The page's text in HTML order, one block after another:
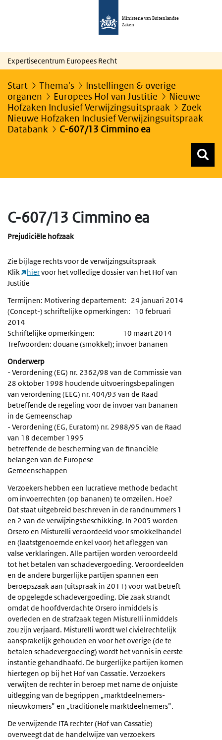
Ministerie van Buitenlandse
Zaken
Expertisecentrum Europees Recht
Start Thema's
Instellingen & overige
organen
Europees Hof van Justitie
Nieuwe
Hofzaken Inclusief Verwijzingsuitspraak
Zoek
Nieuwe Hofzaken Inclusief Verwijzingsuitspraak
Databank
C-607/13 Cimmino ea
C-607/13 Cimmino ea
Prejudiciële hofzaak
Zie bijlage rechts voor de verwijzingsuitspraak
Klik
hiervoor het volledige dossier van het Hof van
Justitie
Termijnen: Motivering departement: 24 januari 2014
(Concept-) schriftelijke opmerkingen: 10 februari
2014
Schriftelijke opmerkingen: 10 maart 2014
Trefwoorden: douane (smokkel); invoer bananen
Onderwerp
- Verordening (EG) nr. 2362/98 van de Commissie van
28 oktober 1998 houdende uitvoeringsbepalingen
van verordening (EEG) nr. 404/93 van de Raad
betreffende de regeling voor de invoer van bananen
in de Gemeenschap
- Verordening (EG, Euratom) nr. 2988/95 van de Raad
van 18 december 1995
betreffende de bescherming van de financiële
belangen van de Europese
Gemeenschappen
Verzoekers hebben een lucratieve methode bedacht
om invoerrechten (op bananen) te omzeilen. Hoe?
Dat staat uitgebreid beschreven in de randnummers 1
en 2 van de verwijzingsbeschikking. In 2005 worden
Orsero en Misturelli veroordeeld voor smokkelhandel
en (laatstgenoemde enkel voor) het afleggen van
valse verklaringen. Alle partijen worden veroordeeld
tot het betalen van schadevergoeding. Veroordeelden
en de andere burgerlijke partijen spannen een
beroepszaak aan (uitspraak in 2011) voor wat betreft
de opgelegde schadevergoeding. Die zaak strandt
omdat de hoofdverdachte Orsero inmiddels is
overleden en de strafzaak tegen Misturelli inmiddels
zou zijn verjaard. Misturelli wordt wel civielrechtelijk
aansprakelijk gehouden en voor het overige (de te
betalen schadevergoeding) wordt het vonnis in eerste
instantie gehandhaafd. De burgerlijke partijen komen
hiertegen op bij het Hof van Cassatie. Verzoekers
verwijten de rechter in beroep met name de onjuiste
uitlegging van de begrippen „marktdeelnemers-
nieuwkomers” en „traditionele marktdeelnemers”.
De verwijzende ITA rechter (Hof van Cassatie)
overweegt dat de handelwijze van verzoekers